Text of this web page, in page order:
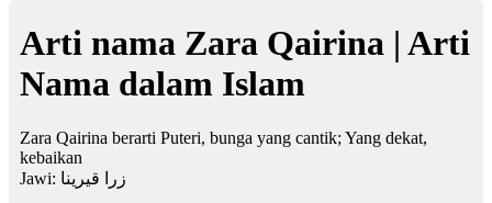
Arti nama Zara Qairina | Arti
Nama dalam Islam
Zara Qairina berarti Puteri, bunga yang cantik; Yang dekat,
kebaikan
Jawi: زرا قيرينا